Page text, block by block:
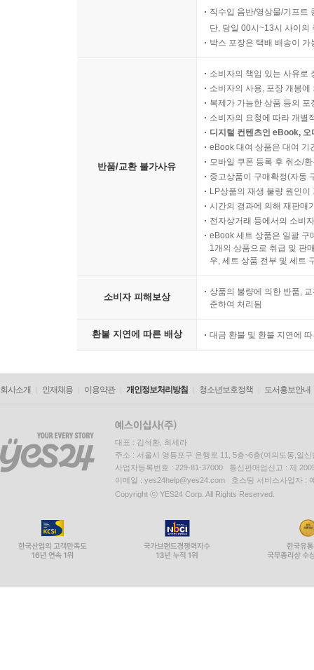
직수입 음반/영상물/기프트
단, 당일 00시~13시 사이의
박스 포장은 택배 배송이
반품/교환 불가사유
소비자의 책임 있는 사유로
소비자의 사용, 포장 개봉
복제가 가능한 상품 등의
소비자의 요청에 따라 개별
디지털 컨텐츠인 eBook,
eBook 대여 상품은 대여 기
모바일 쿠폰 등록 후 취소/
중고상품이 구매확정(자동
LP상품의 재생 불량 원인
시간의 경과에 의해 재판매
전자상거래 등에서의 소비
eBook 세트 상품은 일괄 구
1개의 상품으로 취급 및 판
우, 세트 상품 전부 및 세트
소비자 피해보상
상품의 불량에 의한 반품,
준하여 처리됨
환불 지연에 따른 배상 대금 환불 및 환불 지연에
회사소개 인재채용 이용약관 개인정보처리방침 청소년보호정책 도서홍보안내
대표 : 김석환, 최세라
주소 : 서울시 영등포구 은행로 11, 5층~6층(여의도동,일신
사업자등록번호 : 229-81-37000 통신판매업신고 : 제
이메일 : yes24help@yes24.com 호스팅 서비스사업자 :
Copyright ⓒ YES24 Corp. All Rights Reserved.